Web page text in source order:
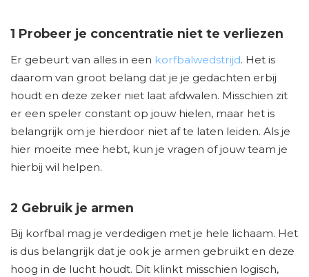
1 Probeer je concentratie niet te verliezen
Er gebeurt van alles in een korfbalwedstrijd. Het is
daarom van groot belang dat je je gedachten erbij
houdt en deze zeker niet laat afdwalen. Misschien zit
er een speler constant op jouw hielen, maar het is
belangrijk om je hierdoor niet af te laten leiden. Als je
hier moeite mee hebt, kun je vragen of jouw team je
hierbij wil helpen.
2 Gebruik je armen
Bij korfbal mag je verdedigen met je hele lichaam. Het
is dus belangrijk dat je ook je armen gebruikt en deze
hoog in de lucht houdt. Dit klinkt misschien logisch,